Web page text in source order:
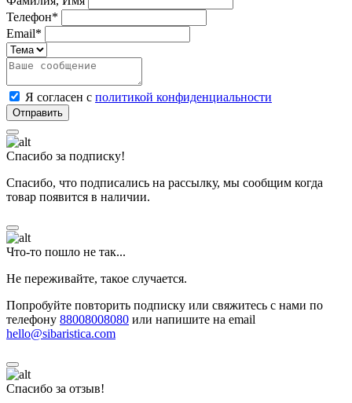
Телефон*
Email*
Я согласен с политикой конфиденциальности
Спасибо за подписку!
Спасибо, что подписались на рассылку, мы сообщим когда
товар появится в наличии.
Что-то пошло не так...
Не переживайте, такое случается.
Попробуйте повторить подписку или свяжитесь с нами по
телефону 88008008080 или напишите на email
hello@sibaristica.com
Спасибо за отзыв!